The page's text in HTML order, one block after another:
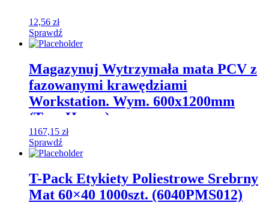
12,56 zł
Sprawdź
Magazynuj Wytrzymała mata PCV z
fazowanymi krawędziami
Workstation. Wym. 600x1200mm
(Typ: Heavy)
1167,15 zł
Sprawdź
T-Pack Etykiety Poliestrowe Srebrny
Mat 60×40 1000szt. (6040PMS012)